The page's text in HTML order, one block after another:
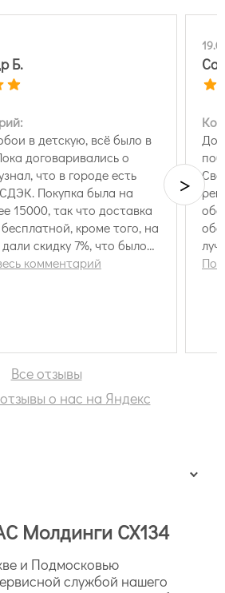
Б.
в детскую, всё было в
договаривались о
что в городе есть
Покупка была на
15000, так что доставка
кроме того, на
скидку 7%, что было
Второй заказ
комментарий
>
Все отзывы
о нас на Яндекс
Молдинги CX134
и Подмосковью
службой нашего